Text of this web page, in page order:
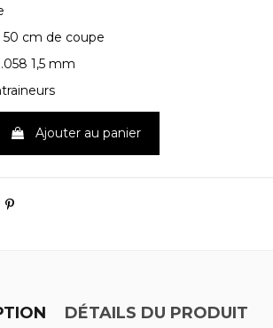
cm de coupe
1,5 mm
Ajouter au panier
DÉTAILS DU PRODUIT